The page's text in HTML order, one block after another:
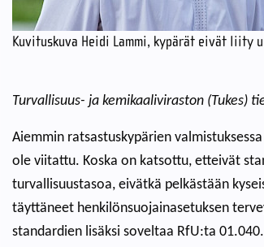
Kuvituskuva Heidi Lammi, kypärät eivät liity
Turvallisuus- ja kemikaaliviraston (Tukes)
Aiemmin ratsastuskypärien
ole viitattu. Koska on katsottu, etteivät
turvallisuustasoa, eivätkä pelkästään
täyttäneet henkilönsuojainasetuksen
standardien lisäksi soveltaa RfU:ta